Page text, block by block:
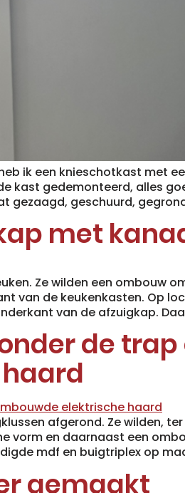
ik een knieschotkast met
kast gedemonteerd, alles
gezaagd, geschuurd,
met
Ze wilden een ombouw
van de keukenkasten. Op
van de afzuigkap.
de
afgerond. Ze wilden,
vorm en daarnaast een
mdf en buigtriplex op
gemaakt